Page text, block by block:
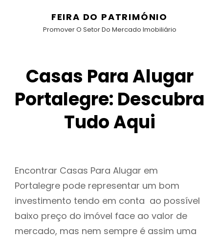
FEIRA DO PATRIMÓNIO
Promover O Setor Do Mercado Imobiliário
Casas Para Alugar
Portalegre: Descubra
Tudo Aqui
Encontrar Casas Para Alugar em
Portalegre pode representar um bom
investimento tendo em conta ao possível
baixo preço do imóvel face ao valor de
mercado, mas nem sempre é assim uma